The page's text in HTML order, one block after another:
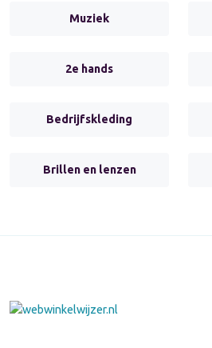
Muziek
2e hands
Bedrijfskleding
Brillen en lenzen